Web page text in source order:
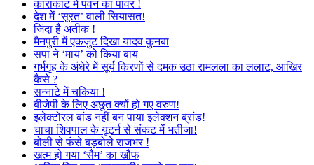
काराकाट में पवन का पावर !
देश में ‘सूरत’ वाली सियासत!
जिंदा है अतीक !
मैनपुरी में एकजुट दिखा यादव कुनबा
सपा ने ‘माय’ को किया बाय
गर्भगृह के अंधेरे में सूर्य किरणों से दमक उठा रामलला का ललाट, आखिर
कैसे ?
सन्नाटे में चकिया !
बीजेपी के लिए अछूत क्यों हो गए वरुण!
इलेक्टोरल बांड नहीं बन पाया इलेक्शन ब्रांड!
चाचा शिवपाल के यूटर्न से संकट में भतीजा!
बोली से फंसे बड़बोले राजभर !
खत्म हो गया ‘सैम’ का खौफ